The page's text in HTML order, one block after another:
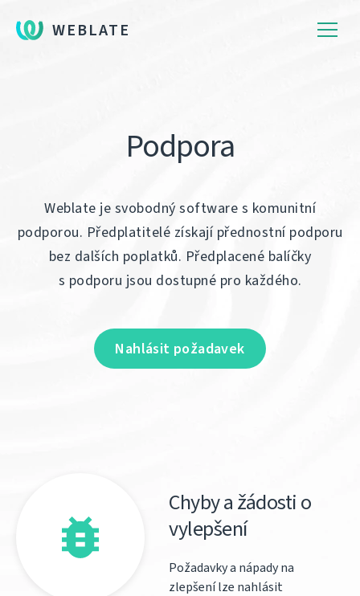
WEBLATE
Podpora
Weblate je svobodný software s komunitní
podporou. Předplatitelé získají přednostní podporu
bez dalších poplatků. Předplacené balíčky
s podporu jsou dostupné pro každého.
Nahlásit požadavek
Chyby a žádosti o
vylepšení
Požadavky a nápady na
zlepšení lze nahlásit